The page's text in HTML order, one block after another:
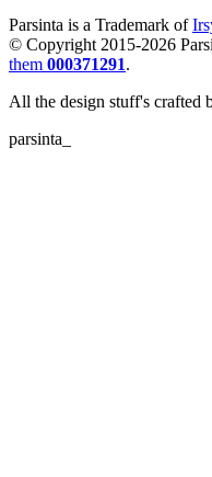
Parsinta is a Trademark of
© Copyright 2015-2026
them 000371291.
All the design stuff's crafted
parsinta_